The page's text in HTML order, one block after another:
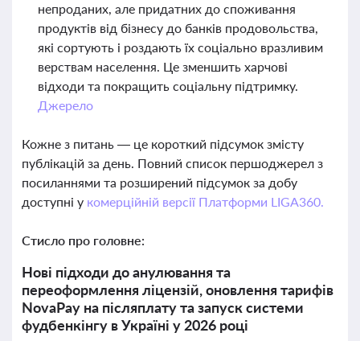
непроданих, але придатних до споживання
продуктів від бізнесу до банків продовольства,
які сортують і роздають їх соціально вразливим
верствам населення. Це зменшить харчові
відходи та покращить соціальну підтримку.
Джерело
Кожне з питань — це короткий підсумок змісту
публікацій за день. Повний список першоджерел з
посиланнями та розширений підсумок за добу
доступні у комерційній версії Платформи LIGA360.
Стисло про головне:
Нові підходи до анулювання та
переоформлення ліцензій, оновлення тарифів
NovaPay на післяплату та запуск системи
фудбенкінгу в Україні у 2026 році